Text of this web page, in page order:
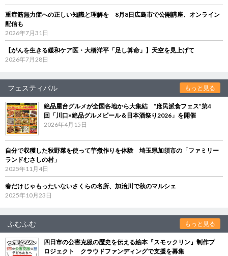
重症筋無力症への正しい知識と理解を 8月8日広島市で公開講座、オンライン
配信も
2026年7月31日
【がんを生きる緩和ケア医・大橋洋平「足し算命」】天空を見上げて
2026年7月28日
フェスティバル もっと見る
絶品屋台グルメが全国各地から大集結 “庶民派食フェス”第4
回「川口×絶品グルメビール＆日本酒祭り2026」を開催
2026年4月15日
自分で収穫した秋野菜を使って芋煮作りを体験 埼玉県加須市の「ファミリー
ランドむさしの村」
2025年11月4日
春だけじゃもったいないさくらの名所、加治川で秋のマルシェ
2025年10月23日
ふむふむ もっと見る
四日市の公害克服の歴史を伝える絵本『スモックリン』制作プ
ロジェクト クラウドファンディングで支援を募集